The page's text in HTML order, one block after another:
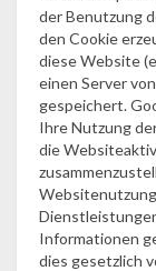
der Benutzung
den Cookie
diese Website
einen Server
gespeichert.
Ihre Nutzung
die
Informationen
dies gesetzlich